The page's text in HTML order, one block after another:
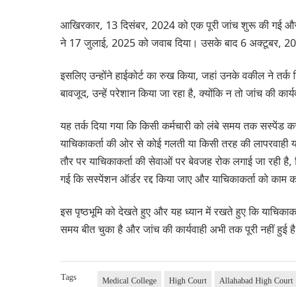
आखिरकार, 13 दिसंबर, 2024 को एक पूरी जांच शुरू की गई और
ने 17 जुलाई, 2025 को जवाब दिया। उसके बाद 6 अक्टूबर,
इसलिए उन्होंने हाईकोर्ट का रुख किया, जहां उनके वकील ने तर्क
बावजूद, उन्हें परेशान किया जा रहा है, क्योंकि न तो जांच की
यह तर्क दिया गया कि किसी कर्मचारी को लंबे समय तक सस्पेंड
याचिकाकर्ता की ओर से कोई गलती या किसी तरह की
तौर पर याचिकाकर्ता की सेवाओं पर बेवजह रोक लगाई जा रही
गई कि सस्पेंशन ऑर्डर रद्द किया जाए और याचिकाकर्ता को काम
इस पृष्ठभूमि को देखते हुए और यह ध्यान में रखते हुए कि
समय बीत चुका है और जांच की कार्यवाही अभी तक पूरी नहीं
Tags Medical College High Court Allahabad High Court